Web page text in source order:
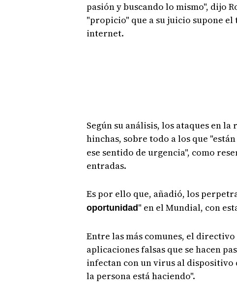
pasión y buscando lo mismo", dijo
"propicio" que a su juicio supone
internet.
Según su análisis, los ataques en
hinchas, sobre todo a los que
ese sentido de urgencia", como
entradas.
Es por ello que, añadió, los
oportunidad " en el Mundial, con
Entre las más comunes, el
aplicaciones falsas que se hacen
infectan con un virus al
la persona está haciendo".